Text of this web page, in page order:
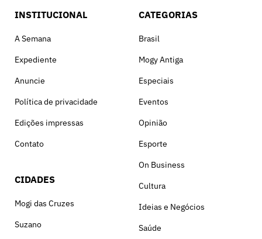
INSTITUCIONAL
A Semana
Expediente
Anuncie
Política de privacidade
Edições impressas
Contato
CIDADES
Mogi das Cruzes
Suzano
CATEGORIAS
Brasil
Mogy Antiga
Especiais
Eventos
Opinião
Esporte
On Business
Cultura
Ideias e Negócios
Saúde